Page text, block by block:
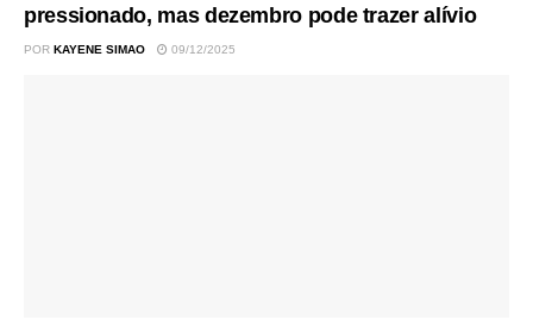
pressionado, mas dezembro pode trazer alívio
POR KAYENE SIMAO 09/12/2025